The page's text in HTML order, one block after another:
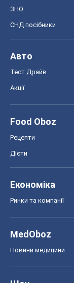
ЗНО
СНД посібники
Авто
Тест Драйв
Акції
Food Oboz
Рецепти
Дієти
Економіка
Ринки та компанії
MedOboz
Новини медицини